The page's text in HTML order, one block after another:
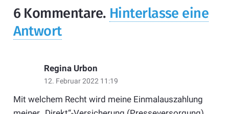
6 Kommentare. Hinterlasse eine
Antwort
Regina Urbon
12. Februar 2022 11:19
Mit welchem Recht wird meine Einmalauszahlung